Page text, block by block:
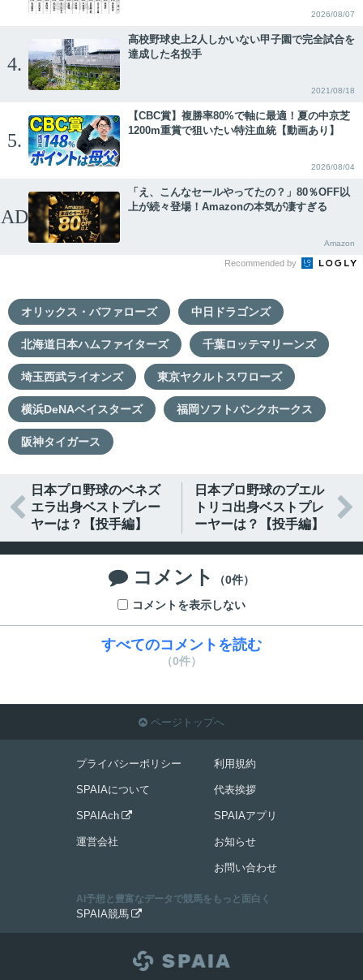
2026/08/07
4.
高校野球史上2人しかいない甲子園で完全試合を
達成した名投手
2021/08/18
5.
【CBC賞】複勝率80%で軸に最適！夏の中京芝
1200m重賞で狙いたい特注血統【動画あり】
2026/08/04
AD
「え、こんなセールやってたの？」80％OFF以
上が続々登場！Amazonの本気が凄すぎる
Amazon
Recommended by
オリックス・バファローズ 中日ドラゴンズ
北海道日本ハムファイターズ 千葉ロッテマリーンズ
埼玉西武ライオンズ 東京ヤクルトスワローズ
横浜DeNAベイスターズ 福岡ソフトバンクホークス
阪神タイガース

日本プロ野球のベネズ
エラ出身ベストプレー
ヤーは？【投手編】
日本プロ野球のプエル
トリコ出身ベストプレ
ーヤーは？【投手編】

 コメント
（0件）
コメントを表示しない
すべてのコメントを読む
（0件）
 ページトップへ
プライバシーポリシー
SPAIAについて
SPAIAch 
運営会社
利用規約
代表挨拶
SPAIAアプリ
お知らせ
お問い合わせ
AI予想と豊富なデータで競馬をもっと面白く
SPAIA競馬 